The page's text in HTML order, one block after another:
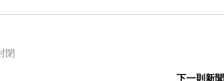
閉
下一則新聞